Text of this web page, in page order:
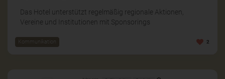
Das Hotel unterstützt regelmäßig regionale Aktionen,
Vereine und Institutionen mit Sponsorings
Kommunikation 2